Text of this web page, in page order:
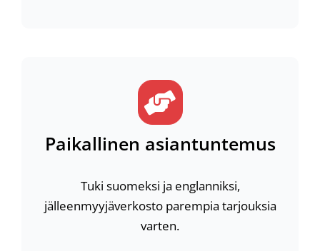
Paikallinen asiantuntemus
Tuki suomeksi ja englanniksi,
jälleenmyyjäverkosto parempia tarjouksia
varten.